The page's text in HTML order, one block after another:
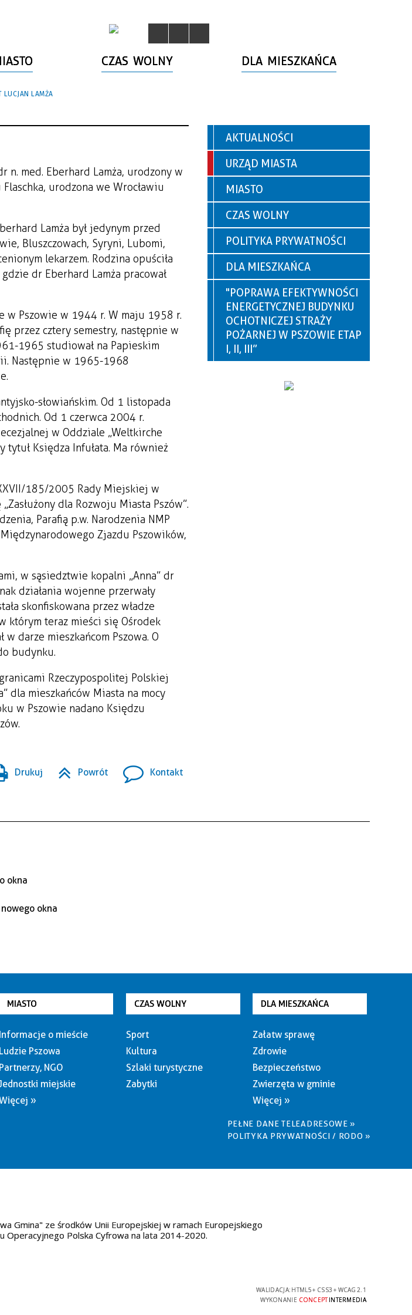
CZAS WOLNY DLA MIESZKAŃCA
LUCJAN LAMŻA
n. med. Eberhard Lamża, urodzony w
urodzona we Wrocławiu
Lamża był jedynym przed
Bluszczowach, Syryni, Lubomi,
lekarzem. Rodzina opuściła
dr Eberhard Lamża pracował
w Pszowie w 1944 r. W maju 1958 r.
przez cztery semestry, następnie w
1965 studiował na Papieskim
Następnie w 1965-1968
słowiańskim. Od 1 listopada
Od 1 czerwca 2004 r.
w Oddziale „Weltkirche
tytuł Księdza Infułata. Ma również
185/2005 Rady Miejskiej w
dla Rozwoju Miasta Pszów”.
Parafią p.w. Narodzenia NMP
Zjazdu Pszowików,
w sąsiedztwie kopalni „Anna” dr
działania wojenne przerwały
skonfiskowana przez władze
którym teraz mieści się Ośrodek
darze mieszkańcom Pszowa. O
budynku.
Rzeczypospolitej Polskiej
dla mieszkańców Miasta na mocy
w Pszowie nadano Księdzu
Drukuj Powrót Kontakt
AKTUALNOŚCI
URZĄD MIASTA
MIASTO
CZAS WOLNY
POLITYKA PRYWATNOŚCI
DLA MIESZKAŃCA
"POPRAWA EFEKTYWNOŚCI
ENERGETYCZNEJ BUDYNKU
OCHOTNICZEJ STRAŻY
POŻARNEJ W PSZOWIE ETAP
I, II, III”
MIASTO
Informacje o mieście
Ludzie Pszowa
Partnerzy, NGO
miejskie
»
CZAS WOLNY
Sport
Kultura
Szlaki turystyczne
Zabytki
DLA MIESZKAŃCA
Załatw sprawę
Zdrowie
Bezpieczeństwo
Zwierzęta w gminie
Więcej »
PEŁNE DANE TELEADRESOWE »
POLITYKA PRYWATNOŚCI / RODO »
Gmina" ze środków Unii Europejskiej w ramach Europejskiego
Operacyjnego Polska Cyfrowa na lata 2014-2020.
WALIDACJA: HTML5+ CSS3 + WCAG 2.1
WYKONANIE CONCEPTINTERMEDIA